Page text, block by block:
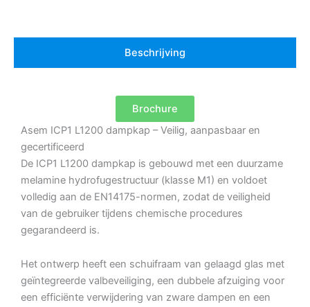
Beschrijving
Brochure
Asem ICP1 L1200 dampkap – Veilig, aanpasbaar en
gecertificeerd
De ICP1 L1200 dampkap is gebouwd met een duurzame
melamine hydrofugestructuur (klasse M1) en voldoet
volledig aan de EN14175-normen, zodat de veiligheid
van de gebruiker tijdens chemische procedures
gegarandeerd is.
Het ontwerp heeft een schuifraam van gelaagd glas met
geïntegreerde valbeveiliging, een dubbele afzuiging voor
een efficiënte verwijdering van zware dampen en een